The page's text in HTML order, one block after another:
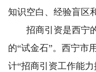
知识空白、经验盲区
招商引资是西宁的
的“试金石”。西宁市
计“招商引资工作能